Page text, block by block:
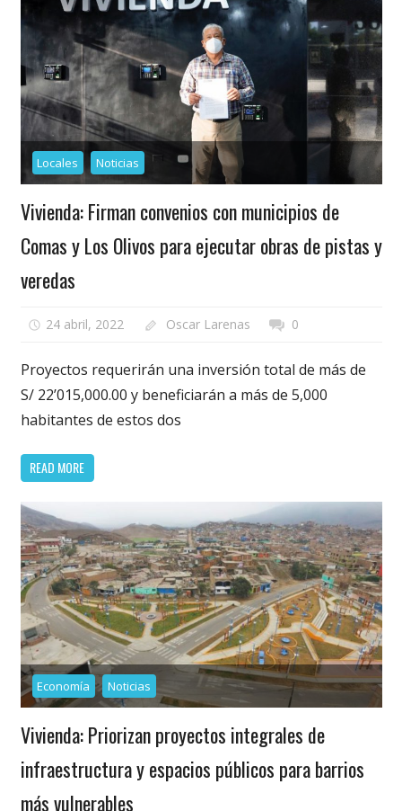
Locales Noticias
Vivienda: Firman convenios con municipios de
Comas y Los Olivos para ejecutar obras de pistas y
veredas
24 abril, 2022 Oscar Larenas 0
Proyectos requerirán una inversión total de más de
S/ 22’015,000.00 y beneficiarán a más de 5,000
habitantes de estos dos
READ MORE
Economía Noticias
Vivienda: Priorizan proyectos integrales de
infraestructura y espacios públicos para barrios
más vulnerables